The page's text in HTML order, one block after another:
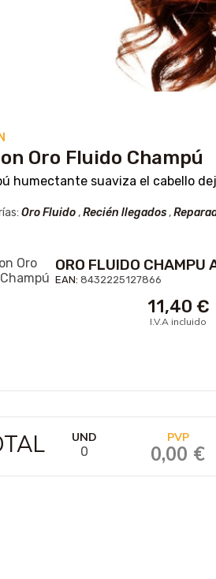
Oro Fluido Champú
humectante suaviza el cabello
Oro Fluido,Recién llegados,
ORO FLUIDO CHAMPU
EAN: 8432225127866
11,40 €
I.V.A incluido
UND
0
PVP
0,00 €